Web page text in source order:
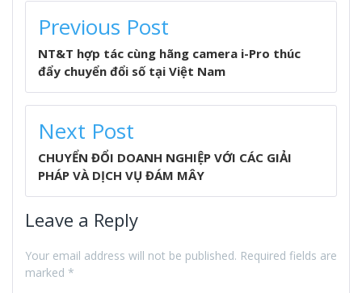
POST
NAVIGATION
Previous Post
NT&T hợp tác cùng hãng camera i-Pro thúc
đẩy chuyển đổi số tại Việt Nam
Next Post
CHUYỂN ĐỔI DOANH NGHIỆP VỚI CÁC GIẢI
PHÁP VÀ DỊCH VỤ ĐÁM MÂY
Leave a Reply
Your email address will not be published. Required fields are
marked *